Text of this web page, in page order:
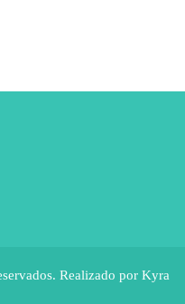
Realizado por Kyra